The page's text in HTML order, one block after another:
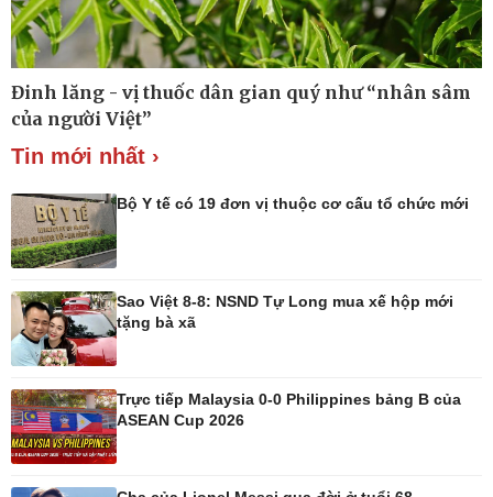
eSports
Hậu trường
Ô tô - Xe máy
Ô tô
Xe máy
Tư vấn
Thông tin doanh nghiệp
Đinh lăng - vị thuốc dân gian quý như “nhân sâm
của người Việt”
Tin mới nhất ›
Bộ Y tế có 19 đơn vị thuộc cơ cấu tổ chức mới
Sao Việt 8-8: NSND Tự Long mua xế hộp mới
tặng bà xã
Trực tiếp Malaysia 0-0 Philippines bảng B của
ASEAN Cup 2026